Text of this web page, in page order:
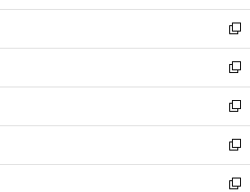
開
く
ウ
で
開
く
ン
ド
ウ
で
開
く
ウ
ィ
ン
ド
ウ
で
開
く
新
し
い
ウ
ィ
ン
ド
ウ
で
新
し
い
ウ
ィ
ン
ド
新
し
い
ウ
ィ
新
し
い
新